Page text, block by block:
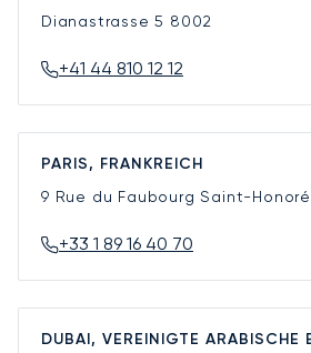
Dianastrasse 5 8002
+41 44 810 12 12
PARIS, FRANKREICH
9 Rue du Faubourg Saint-Honoré
+33 1 89 16 40 70
DUBAI, VEREINIGTE ARABISCHE